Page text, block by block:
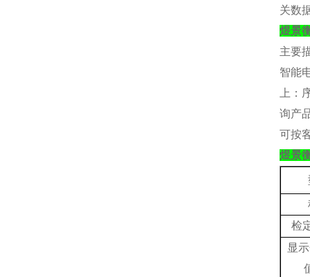
关数
煜景
主要
智能
上：
询产
可按
煜景
检
显